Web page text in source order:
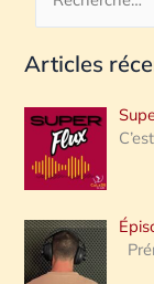
c
e
r
c
h
e
Articles